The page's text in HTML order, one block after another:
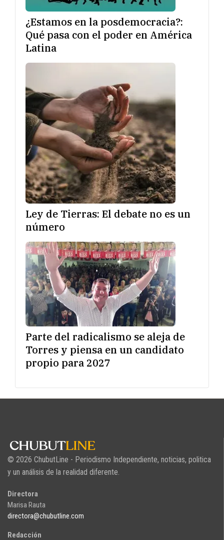
¿Estamos en la posdemocracia?:
Qué pasa con el poder en América
Latina
Ley de Tierras: El debate no es un
número
Parte del radicalismo se aleja de
Torres y piensa en un candidato
propio para 2027
© 2026 ChubutLine - Periodismo Independiente, noticias, politica
y un análisis de la realidad diferente.
Directora
Marisa Rauta
directora@chubutline.com
Redacción